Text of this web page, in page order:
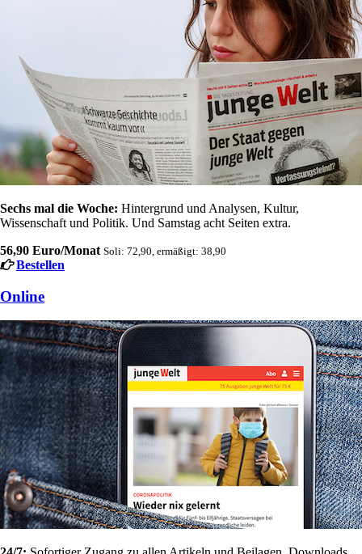
Sechs mal die Woche: Hintergrund und Analysen, Kultur,
Wissenschaft und Politik. Und Samstag acht Seiten extra.
56,90 Euro/Monat Soli: 72,90, ermäßigt: 38,90
Bestellen
Online